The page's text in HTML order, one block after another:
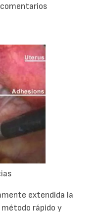
extendida la
método rápido y